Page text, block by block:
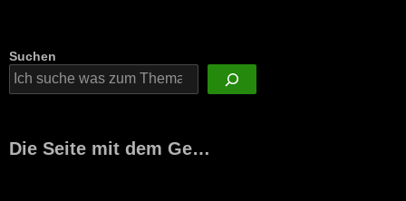
Suchen
Die Seite mit dem Ge…